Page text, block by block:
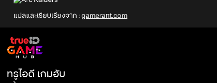
แปลและเรียบเรียงจาก : gamerant.com
ทรูไอดี เกมฮับ